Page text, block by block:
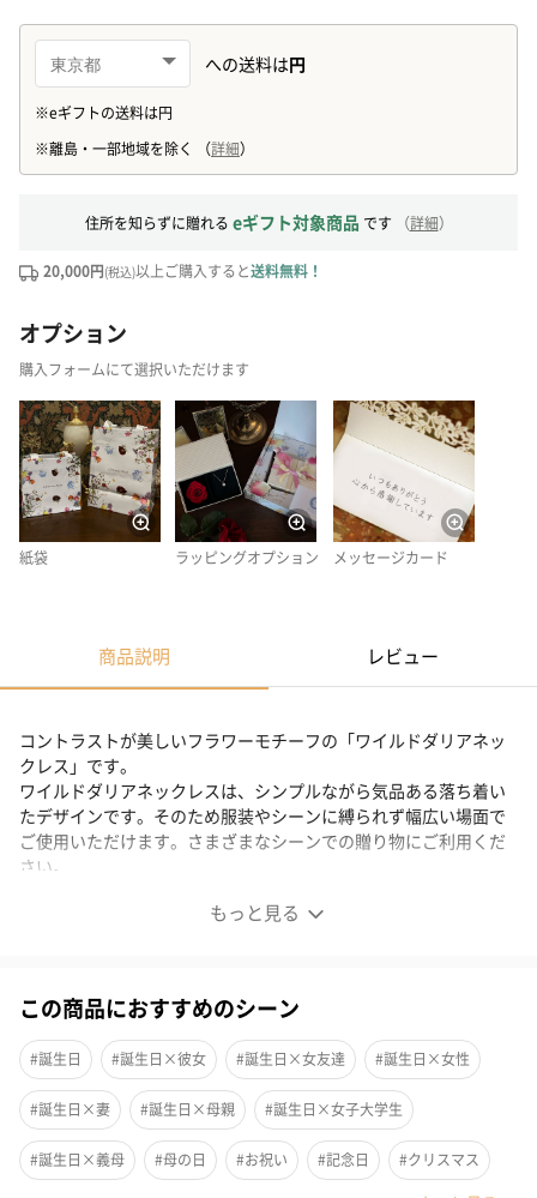
住所を知らずに贈れる eギフト対象商品 です （詳細）
20,000円(税込)以上ご購入すると送料無料！
オプション
購入フォームにて選択いただけます
紙袋 ラッピングオプション メッセージカード
商品説明 レビュー
もっと見る
コントラストが美しいフラワーモチーフの「ワイルドダリアネッ
クレス」です。
ワイルドダリアネックレスは、シンプルながら気品ある落ち着い
たデザインです。そのため服装やシーンに縛られず幅広い場面で
ご使用いただけます。さまざまなシーンでの贈り物にご利用くだ
さい。
高級感溢れる上質な作り
コントラストが美しいフラワーモチーフのネックレス
2色から選べる
この商品におすすめのシーン
#誕生日 #誕生日×彼女 #誕生日×女友達 #誕生日×女性
#誕生日×妻 #誕生日×母親 #誕生日×女子大学生
#誕生日×義母 #母の日 #お祝い #記念日 #クリスマス